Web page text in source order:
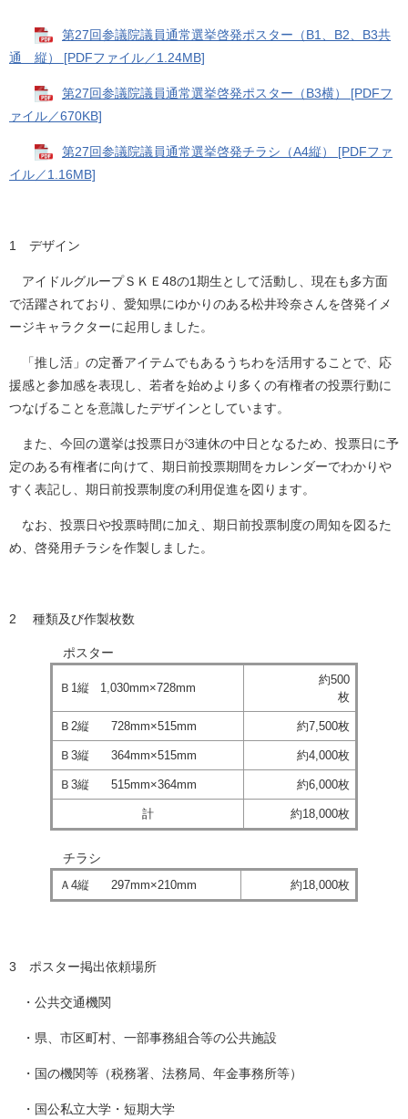
第27回参議院議員通常選挙啓発ポスター（B1、B2、B3共
通 縦） [PDFファイル／1.24MB]
第27回参議院議員通常選挙啓発ポスター（B3横） [PDFフ
ァイル／670KB]
第27回参議院議員通常選挙啓発チラシ（A4縦） [PDFファ
イル／1.16MB]
1 デザイン
アイドルグループＳＫＥ48の1期生として活動し、現在も多方面
で活躍されており、愛知県にゆかりのある松井玲奈さんを啓発イメ
ージキャラクターに起用しました。
「推し活」の定番アイテムでもあるうちわを活用することで、応
援感と参加感を表現し、若者を始めより多くの有権者の投票行動に
つなげることを意識したデザインとしています。
また、今回の選挙は投票日が3連休の中日となるため、投票日に予
定のある有権者に向けて、期日前投票期間をカレンダーでわかりや
すく表記し、期日前投票制度の利用促進を図ります。
なお、投票日や投票時間に加え、期日前投票制度の周知を図るた
め、啓発用チラシを作製しました。
2 種類及び作製枚数
ポスター
Ｂ1縦 1,030mm×728mm
約500
枚
Ｂ2縦 728mm×515mm 約7,500枚
Ｂ3縦 364mm×515mm 約4,000枚
Ｂ3縦 515mm×364mm 約6,000枚
計 約18,000枚
チラシ
Ａ4縦 297mm×210mm 約18,000枚
3 ポスター掲出依頼場所
・公共交通機関
・県、市区町村、一部事務組合等の公共施設
・国の機関等（税務署、法務局、年金事務所等）
・国公私立大学・短期大学